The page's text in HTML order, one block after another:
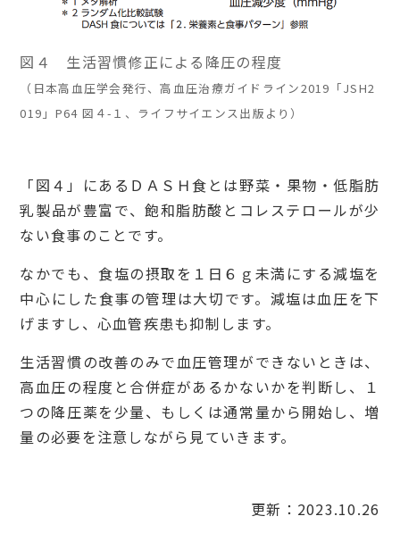
図４ 生活習慣修正による降圧の程度
（日本高血圧学会発行、高血圧治療ガイドライン2019「JSH2
019」P64 図４-１、ライフサイエンス出版より）
「図４」にあるＤＡＳＨ食とは野菜・果物・低脂肪
乳製品が豊富で、飽和脂肪酸とコレステロールが少
ない食事のことです。
なかでも、食塩の摂取を１日６ｇ未満にする減塩を
中心にした食事の管理は大切です。減塩は血圧を下
げますし、心血管疾患も抑制します。
生活習慣の改善のみで血圧管理ができないときは、
高血圧の程度と合併症があるかないかを判断し、１
つの降圧薬を少量、もしくは通常量から開始し、増
量の必要を注意しながら見ていきます。
更新：2023.10.26